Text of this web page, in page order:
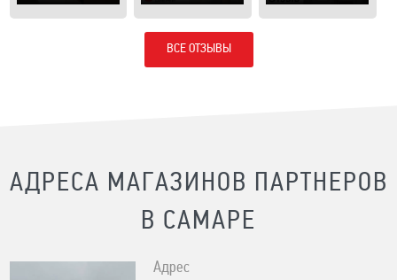
ВСЕ ОТЗЫВЫ
АДРЕСА МАГАЗИНОВ ПАРТНЕРОВ
В САМАРЕ
Адрес